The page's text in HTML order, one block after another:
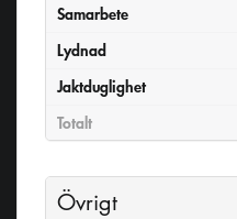
Samarbete
Lydnad
Jaktduglighet
Totalt
Övrigt